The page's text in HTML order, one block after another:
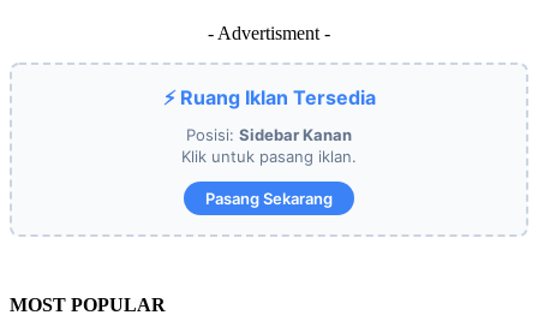
- Advertisment -
⚡ Ruang Iklan Tersedia
Posisi: Sidebar Kanan
Klik untuk pasang iklan.
Pasang Sekarang
MOST POPULAR